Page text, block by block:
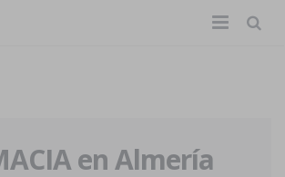
en Almería